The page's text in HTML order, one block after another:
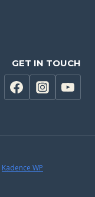
GET IN TOUCH
Kadence WP